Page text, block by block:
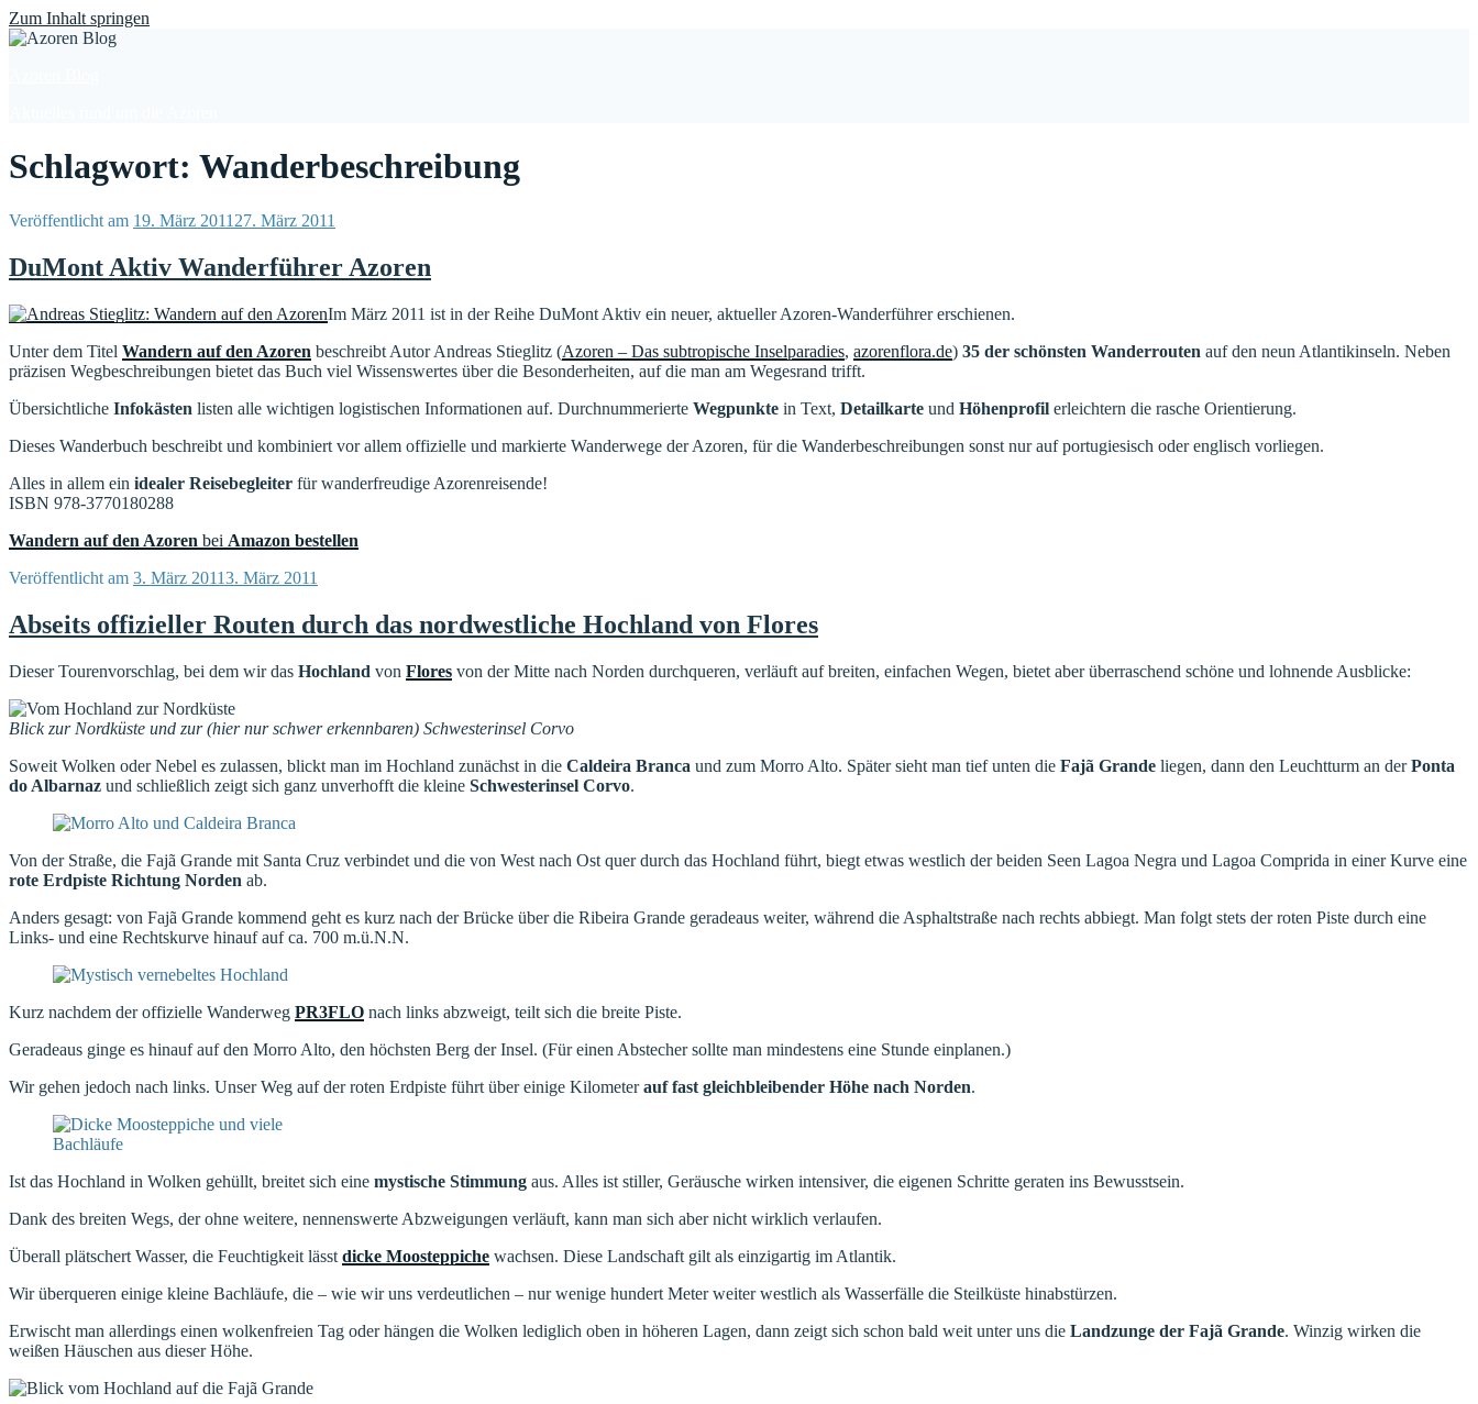
Zum Inhalt springen
Schlagwort: Wanderbeschreibung
Veröffentlicht am 19. März 2011 27. März 2011
DuMont Aktiv Wanderführer Azoren
Im März 2011 ist in der Reihe DuMont Aktiv ein neuer, aktueller Azoren-Wanderführer erschienen.
Unter dem Titel Wandern auf den Azoren beschreibt Autor Andreas Stieglitz (Azoren – Das subtropische Inselparadies, azorenflora.de) 35 der schönsten Wanderrouten auf den neun Atlantikinseln. Neben
präzisen Wegbeschreibungen bietet das Buch viel Wissenswertes über die Besonderheiten, auf die man am Wegesrand trifft.
Übersichtliche Infokästen listen alle wichtigen logistischen Informationen auf. Durchnummerierte Wegpunkte in Text, Detailkarte und Höhenprofil erleichtern die rasche Orientierung.
Dieses Wanderbuch beschreibt und kombiniert vor allem offizielle und markierte Wanderwege der Azoren, für die Wanderbeschreibungen sonst nur auf portugiesisch oder englisch vorliegen.
Alles in allem ein idealer Reisebegleiter für wanderfreudige Azorenreisende!
ISBN 978-3770180288
Wandern auf den Azoren bei Amazon bestellen
Veröffentlicht am 3. März 20113. März 2011
Abseits offizieller Routen durch das nordwestliche Hochland von Flores
Dieser Tourenvorschlag, bei dem wir das Hochland von Flores von der Mitte nach Norden durchqueren, verläuft auf breiten, einfachen Wegen, bietet aber überraschend schöne und lohnende Ausblicke:
Blick zur Nordküste und zur (hier nur schwer erkennbaren) Schwesterinsel Corvo
Soweit Wolken oder Nebel es zulassen, blickt man im Hochland zunächst in die Caldeira Branca und zum Morro Alto. Später sieht man tief unten die Fajã Grande liegen, dann den Leuchtturm an derPonta
do Albarnaz und schließlich zeigt sich ganz unverhofft die kleine Schwesterinsel Corvo.
Von der Straße, die Fajã Grande mit Santa Cruz verbindet und die von West nach Ost quer durch das Hochland führt, biegt etwas westlich der beiden Seen Lagoa Negra und Lagoa Comprida in einer Kurve eine
rote Erdpiste Richtung Norden ab.
Anders gesagt: von Fajã Grande kommend geht es kurz nach der Brücke über die Ribeira Grande geradeaus weiter, während die Asphaltstraße nach rechts abbiegt. Man folgt stets der roten Piste durch eine
Links- und eine Rechtskurve hinauf auf ca. 700 m.ü.N.N.
Kurz nachdem der offizielle Wanderweg PR3FLO nach links abzweigt, teilt sich die breite Piste.
Geradeaus ginge es hinauf auf den Morro Alto, den höchsten Berg der Insel. (Für einen Abstecher sollte man mindestens eine Stunde einplanen.)
Wir gehen jedoch nach links. Unser Weg auf der roten Erdpiste führt über einige Kilometerauf fast gleichbleibender Höhe nach Norden.
Ist das Hochland in Wolken gehüllt, breitet sich eine mystische Stimmung aus. Alles ist stiller, Geräusche wirken intensiver, die eigenen Schritte geraten ins Bewusstsein.
Dank des breiten Wegs, der ohne weitere, nennenswerte Abzweigungen verläuft, kann man sich aber nicht wirklich verlaufen.
Überall plätschert Wasser, die Feuchtigkeit lässt dicke Moosteppiche wachsen. Diese Landschaft gilt als einzigartig im Atlantik.
Wir überqueren einige kleine Bachläufe, die – wie wir uns verdeutlichen – nur wenige hundert Meter weiter westlich als Wasserfälle die Steilküste hinabstürzen.
Erwischt man allerdings einen wolkenfreien Tag oder hängen die Wolken lediglich oben in höheren Lagen, dann zeigt sich schon bald weit unter uns die Landzunge der Fajã Grande. Winzig wirken die
weißen Häuschen aus dieser Höhe.